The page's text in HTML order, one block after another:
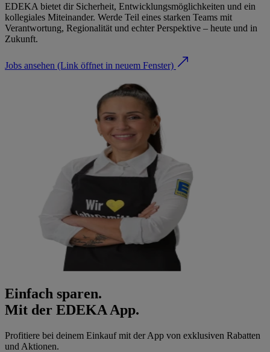
EDEKA bietet dir Sicherheit, Entwicklungsmöglichkeiten und ein
kollegiales Miteinander. Werde Teil eines starken Teams mit
Verantwortung, Regionalität und echter Perspektive – heute und in
Zukunft.
Jobs ansehen (Link öffnet in neuem Fenster)
Einfach sparen.
Mit der EDEKA App.
Profitiere bei deinem Einkauf mit der App von exklusiven Rabatten
und Aktionen.